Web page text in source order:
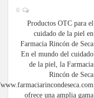
Productos OTC para el
cuidado de la piel en
Farmacia Rincón de Seca
En el mundo del cuidado
de la piel, la Farmacia
Rincón de Seca
ofrece una amplia gama